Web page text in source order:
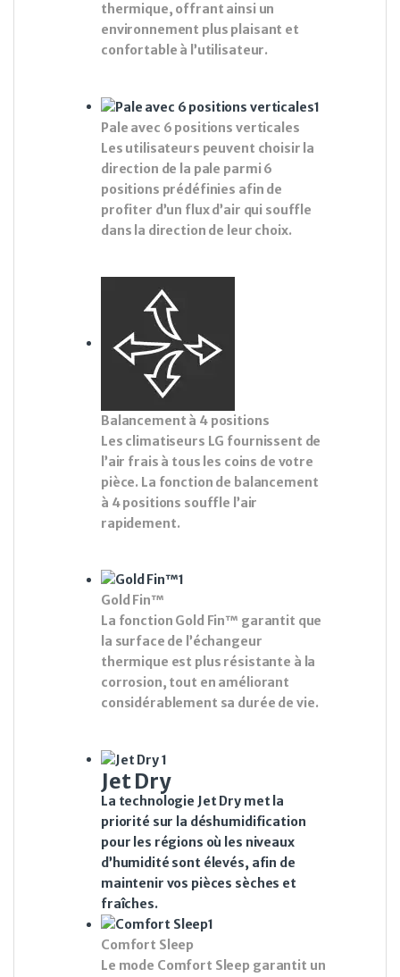
thermique, offrant ainsi un
environnement plus plaisant et
confortable à l’utilisateur.
Pale avec 6 positions verticales
Les utilisateurs peuvent choisir la
direction de la pale parmi 6
positions prédéfinies afin de
profiter d’un flux d’air qui souffle
dans la direction de leur choix.
Balancement à 4 positions
Les climatiseurs LG fournissent de
l’air frais à tous les coins de votre
pièce. La fonction de balancement
à 4 positions souffle l’air
rapidement.
Gold Fin™
La fonction Gold Fin™ garantit que
la surface de l’échangeur
thermique est plus résistante à la
corrosion, tout en améliorant
considérablement sa durée de vie.
Jet Dry
La technologie Jet Dry met la
priorité sur la déshumidification
pour les régions où les niveaux
d’humidité sont élevés, afin de
maintenir vos pièces sèches et
fraîches.
Comfort Sleep
Le mode Comfort Sleep garantit un